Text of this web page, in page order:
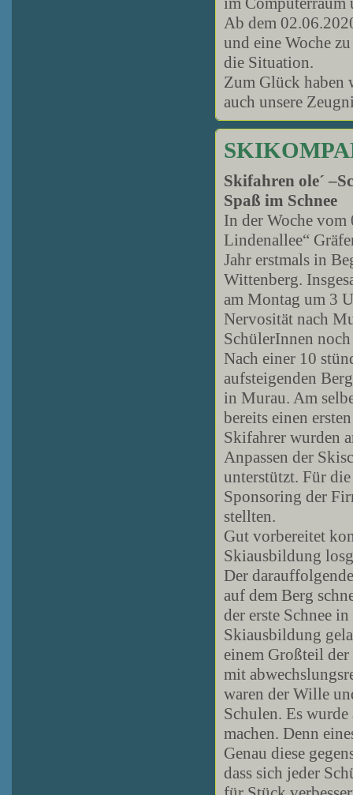
Ab dem
und eine Woche
die Situation.
Zum Glück haben
auch unsere
Skifahren ole´
Spaß im Schnee
In der Woche vom
Lindenallee“
Jahr erstmals in
Wittenberg.
am Montag um 3
Nervosität nach
SchülerInnen
Nach einer 10
aufsteigenden
in Murau. Am
bereits einen
Skifahrer wurden
Anpassen der
unterstützt. Für
Sponsoring der
stellten.
Gut vorbereitet
Skiausbildung
Der
auf dem Berg
der erste Schnee
Skiausbildung
einem Großteil
mit
waren der Wille
Schulen. Es
machen. Denn
Genau diese
dass sich jeder